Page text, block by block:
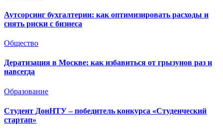
Аутсорсинг бухгалтерии: как оптимизировать расходы и
снять риски с бизнеса
Общество
Дератизация в Москве: как избавиться от грызунов раз и
навсегда
Образование
Студент ДонНТУ – победитель конкурса «Студенческий
стартап»